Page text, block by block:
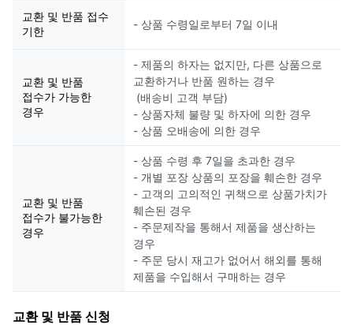
교환 및 반품 접수
기한
- 상품 수령일로부터 7일 이내
교환 및 반품
접수가 가능한
경우
- 제품의 하자는 없지만, 다른 상품으로
교환하거나 반품 원하는 경우
(배송비 고객 부담)
- 상품자체 불량 및 하자에 의한 경우
- 상품 오배송에 의한 경우
교환 및 반품
접수가 불가능한
경우
- 상품 수령 후 7일을 초과한 경우
- 개별 포장 상품의 포장을 훼손한 경우
- 고객의 고의적인 귀책으로 상품가치가
훼손된 경우
- 주문제작을 통해서 제품을 생산하는
경우
- 주문 당시 재고가 없어서 해외를 통해
제품을 수입해서 구매하는 경우
교환 및 반품 신청